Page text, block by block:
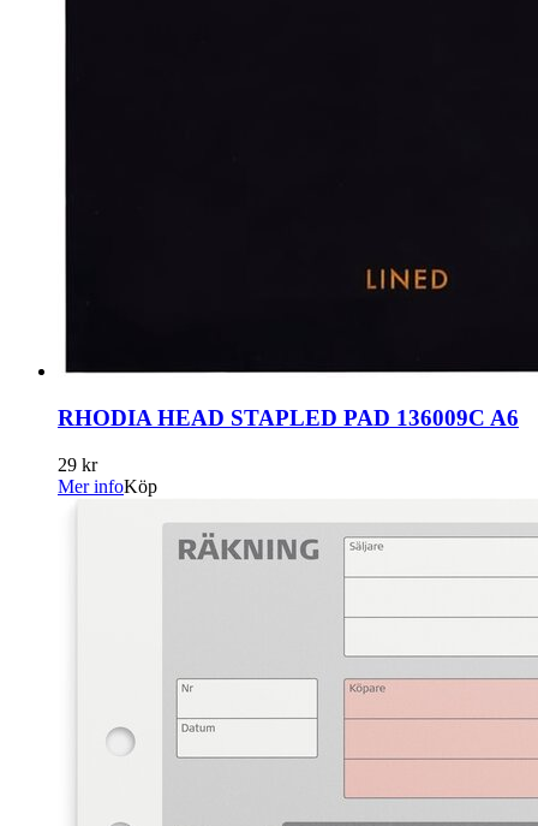
RHODIA HEAD STAPLED PAD 136009C A6
29 kr
Mer infoKöp